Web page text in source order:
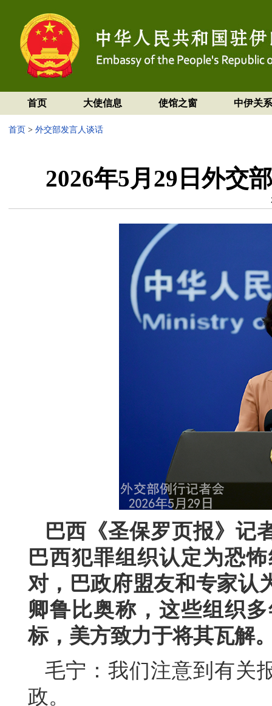
首页 大使信息 使馆之窗 中伊关系
首页 > 外交部发言人谈话
2026年5月29日外交
巴西《圣保罗页报》记
巴西犯罪组织认定为恐
对，巴政府盟友和专家认
卿鲁比奥称，这些组织
标，美方致力于将其瓦解
毛宁：我们注意到有关
政。